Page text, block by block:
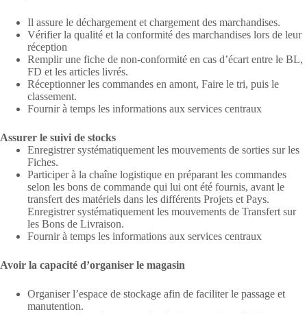
Il assure le déchargement et chargement des marchandises.
Vérifier la qualité et la conformité des marchandises lors de leur
réception
Remplir une fiche de non-conformité en cas d’écart entre le BL,
FD et les articles livrés.
Réceptionner les commandes en amont, Faire le tri, puis le
classement.
Fournir à temps les informations aux services centraux
Assurer le suivi de stocks
Enregistrer systématiquement les mouvements de sorties sur les
Fiches.
Participer à la chaîne logistique en préparant les commandes
selon les bons de commande qui lui ont été fournis, avant le
transfert des matériels dans les différents Projets et Pays.
Enregistrer systématiquement les mouvements de Transfert sur
les Bons de Livraison.
Fournir à temps les informations aux services centraux
Avoir la capacité d’organiser le magasin
Organiser l’espace de stockage afin de faciliter le passage et
manutention.